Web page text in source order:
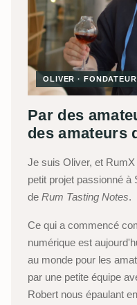
OLIVER · FONDATEUR
Par des
des amateurs
Je suis Oliver, et
petit projet passionné à
de Rum Tasting Notes.
Ce qui a commencé
numérique est
au monde pour les
par une petite équipe
Robert nous épaulant